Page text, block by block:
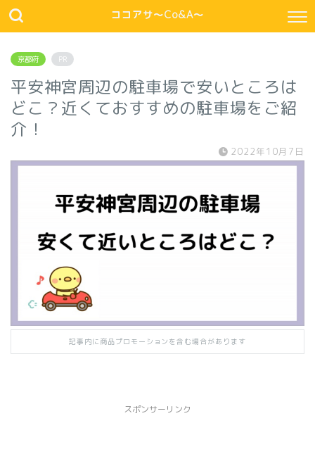
ココアサ～Co&A～
京都府 PR
平安神宮周辺の駐車場で安いところは
どこ？近くておすすめの駐車場をご紹
介！
2022年10月7日
記事内に商品プロモーションを含む場合があります
スポンサーリンク